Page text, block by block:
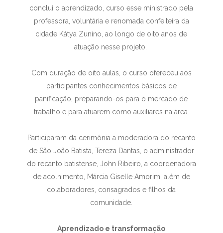
conclui o aprendizado, curso esse ministrado pela
professora, voluntária e renomada confeiteira da
cidade Kátya Zunino, ao longo de oito anos de
atuação nesse projeto.
Com duração de oito aulas, o curso ofereceu aos
participantes conhecimentos básicos de
panificação, preparando-os para o mercado de
trabalho e para atuarem como auxiliares na área.
Participaram da cerimônia a moderadora do recanto
de São João Batista, Tereza Dantas, o administrador
do recanto batistense, John Ribeiro, a coordenadora
de acolhimento, Márcia Giselle Amorim, além de
colaboradores, consagrados e filhos da
comunidade.
Aprendizado e transformação